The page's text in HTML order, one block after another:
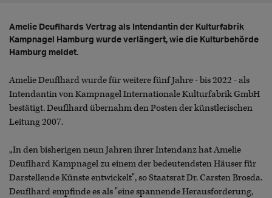
Amelie Deuflhards Vertrag als Intendantin der Kulturfabrik
Kampnagel Hamburg wurde verlängert, wie die Kulturbehörde
Hamburg meldet.
Amelie Deuflhard wurde für weitere fünf Jahre - bis 2022 - als
Intendantin von Kampnagel Internationale Kulturfabrik GmbH
bestätigt. Deuflhard übernahm den Posten der künstlerischen
Leitung 2007.
„In den bisherigen neun Jahren ihrer Intendanz hat Amelie
Deuflhard Kampnagel zu einem der bedeutendsten Häuser für
Darstellende Künste entwickelt", so Staatsrat Dr. Carsten Brosda.
Deuflhard empfinde es als "eine spannende Herausforderung,